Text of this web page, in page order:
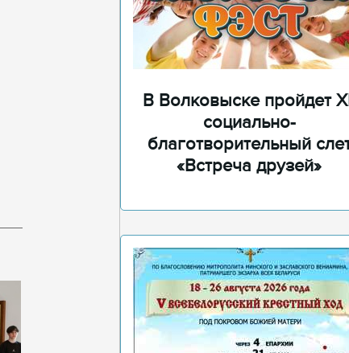
В Волковыске пройдет
социально-
благотворительный
«Встреча друзей»